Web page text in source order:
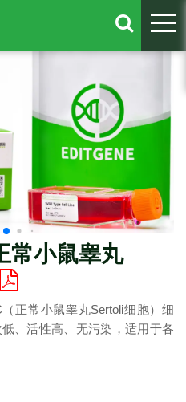
常小鼠睾丸
正常小鼠睾丸Sertoli细胞）细
、活性高、无污染，适用于各